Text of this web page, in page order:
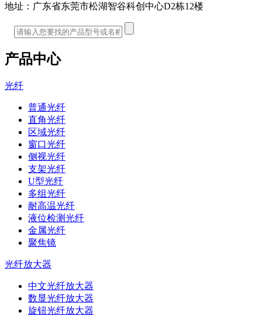
地址： 广东省东莞市松湖智谷科创中心D2栋12楼
产品中心
光纤
普通光纤
直角光纤
区域光纤
窗口光纤
侧视光纤
支架光纤
U型光纤
多组光纤
耐高温光纤
液位检测光纤
金属光纤
聚焦镜
光纤放大器
中文光纤放大器
数显光纤放大器
旋钮光纤放大器